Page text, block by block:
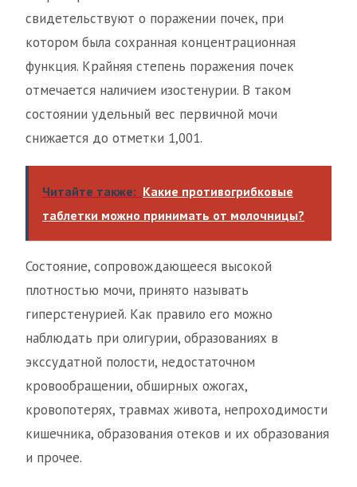
свидетельствуют о поражении почек, при
котором была сохранная концентрационная
функция. Крайняя степень поражения почек
отмечается наличием изостенурии. В таком
состоянии удельный вес первичной мочи
снижается до отметки 1,001.
Читайте также: Какие противогрибковые
таблетки можно принимать от молочницы?
Состояние, сопровождающееся высокой
плотностью мочи, принято называть
гиперстенурией. Как правило его можно
наблюдать при олигурии, образованиях в
экссудатной полости, недостаточном
кровообращении, обширных ожогах,
кровопотерях, травмах живота, непроходимости
кишечника, образования отеков и их образования
и прочее.